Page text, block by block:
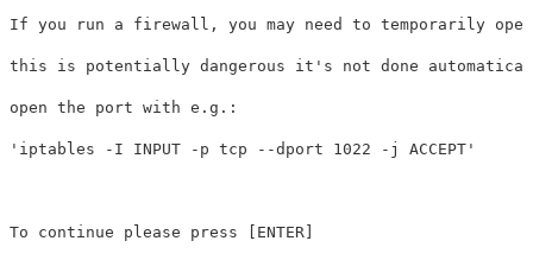
If you run a firewall, you may need to temporarily
this is potentially dangerous it's not done
open the port with e.g.:
'iptables -I INPUT -p tcp --dport 1022 -j ACCEPT'